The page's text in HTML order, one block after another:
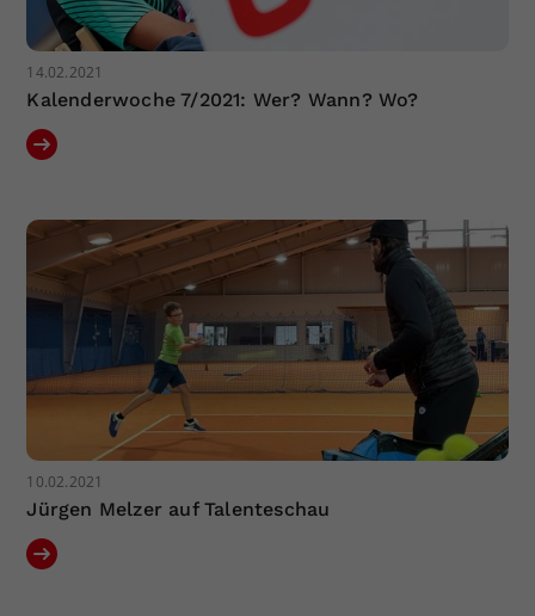
14.02.2021
Kalenderwoche 7/2021: Wer? Wann? Wo?
10.02.2021
Jürgen Melzer auf Talenteschau